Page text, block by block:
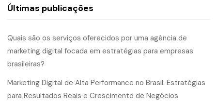
Últimas publicações
Quais são os serviços oferecidos por uma agência de
marketing digital focada em estratégias para empresas
brasileiras?
Marketing Digital de Alta Performance no Brasil: Estratégias
para Resultados Reais e Crescimento de Negócios